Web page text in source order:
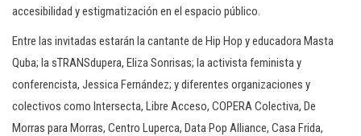
accesibilidad y estigmatización en el espacio público.
Entre las invitadas estarán la cantante de Hip Hop y educadora Masta
Quba; la sTRANSdupera, Eliza Sonrisas; la activista feminista y
conferencista, Jessica Fernández; y diferentes organizaciones y
colectivos como Intersecta, Libre Acceso, COPERA Colectiva, De
Morras para Morras, Centro Luperca, Data Pop Alliance, Casa Frida,